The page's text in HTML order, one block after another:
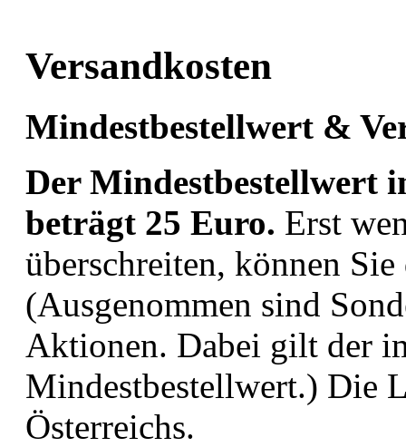
Versandkosten
Mindestbestellwert &
Der Mindestbestellwert
beträgt 25 Euro. Erst
überschreiten, können
(Ausgenommen sind
Aktionen. Dabei gilt der
Mindestbestellwert.) Die
Österreichs.